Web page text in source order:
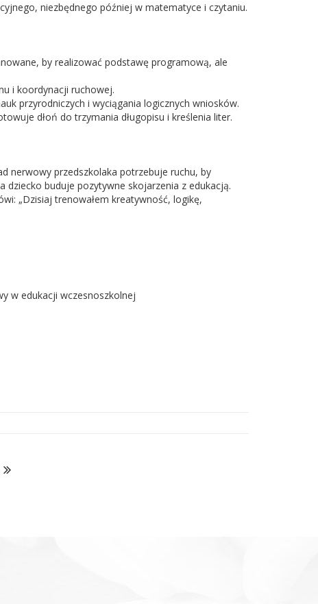
niezbędnego później w matematyce i czytaniu.
by realizować podstawę programową, ale
i koordynacji ruchowej.
przyrodniczych i wyciągania logicznych wniosków.
dłoń do trzymania długopisu i kreślenia liter.
nerwowy przedszkolaka potrzebuje ruchu, by
dziecko buduje pozytywne skojarzenia z edukacją.
„Dzisiaj trenowałem kreatywność, logikę,
w edukacji wczesnoszkolnej